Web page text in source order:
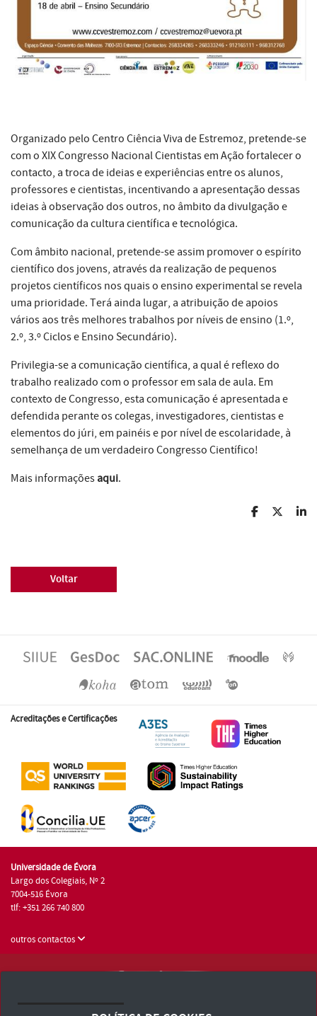
Organizado pelo Centro Ciência Viva de Estremoz, pretende-se
com o XIX Congresso Nacional Cientistas em Ação fortalecer o
contacto, a troca de ideias e experiências entre os alunos,
professores e cientistas, incentivando a apresentação dessas
ideias à observação dos outros, no âmbito da divulgação e
comunicação da cultura científica e tecnológica.
Com âmbito nacional, pretende-se assim promover o espírito
científico dos jovens, através da realização de pequenos
projetos científicos nos quais o ensino experimental se revela
uma prioridade. Terá ainda lugar, a atribuição de apoios
vários aos três melhores trabalhos por níveis de ensino (1.º,
2.º, 3.º Ciclos e Ensino Secundário).
Privilegia-se a comunicação científica, a qual é reflexo do
trabalho realizado com o professor em sala de aula. Em
contexto de Congresso, esta comunicação é apresentada e
defendida perante os colegas, investigadores, cientistas e
elementos do júri, em painéis e por nível de escolaridade, à
semelhança de um verdadeiro Congresso Científico!
Mais informações aqui.
Voltar
Acreditações e Certificações
Universidade de Évora
Largo dos Colegiais, Nº 2
7004-516 Évora
tlf: +351 266 740 800
outros contactos
Consulte os Termos e Condições e Política de Privacidade